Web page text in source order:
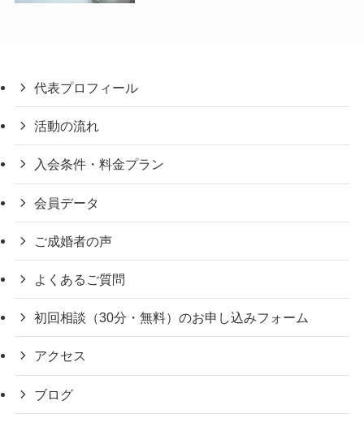
代表プロフィール
活動の流れ
入会条件・料金プラン
会員データ
ご成婚者の声
よくあるご質問
初回相談（30分・無料）のお申し込みフォーム
アクセス
ブログ